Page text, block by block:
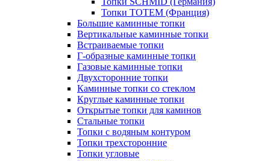
Топки TOTEM (Франция)
Большие каминные топки
Вертикальные каминные топки
Встраиваемые топки
Г-образные каминные топки
Газовые каминные топки
Двухсторонние топки
Каминные топки со стеклом
Круглые каминные топки
Открытые топки для каминов
Стальные топки
Топки с водяным контуром
Топки трехсторонние
Топки угловые